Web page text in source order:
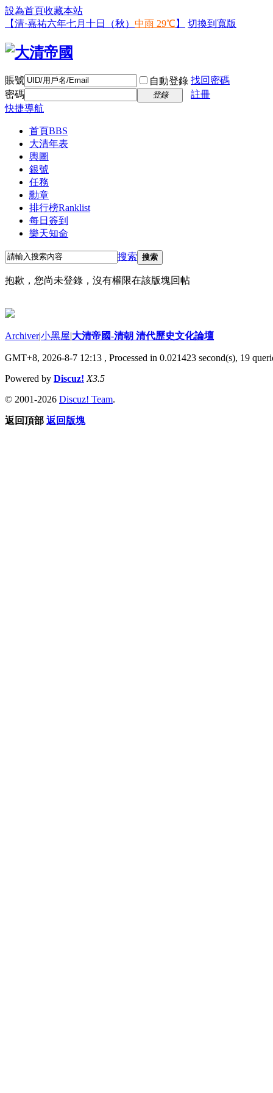
設為首頁收藏本站
【清·嘉祐六年七月十日（秋） 中雨 29℃ 】 切換到寬版
賬號 自動登錄 找回密碼
密碼
登錄
註冊
快捷導航
首頁BBS
大清年表
輿圖
銀號
任務
勳章
排行榜Ranklist
每日簽到
樂天知命
搜索 搜索
抱歉，您尚未登錄，沒有權限在該版塊回帖
Archiver|小黑屋|大清帝國-清朝 清代歷史文化論壇
GMT+8, 2026-8-7 12:13 , Processed in 0.021423 second(s), 19
Powered by Discuz! X3.5
© 2001-2026 Discuz! Team.
返回頂部 返回版塊